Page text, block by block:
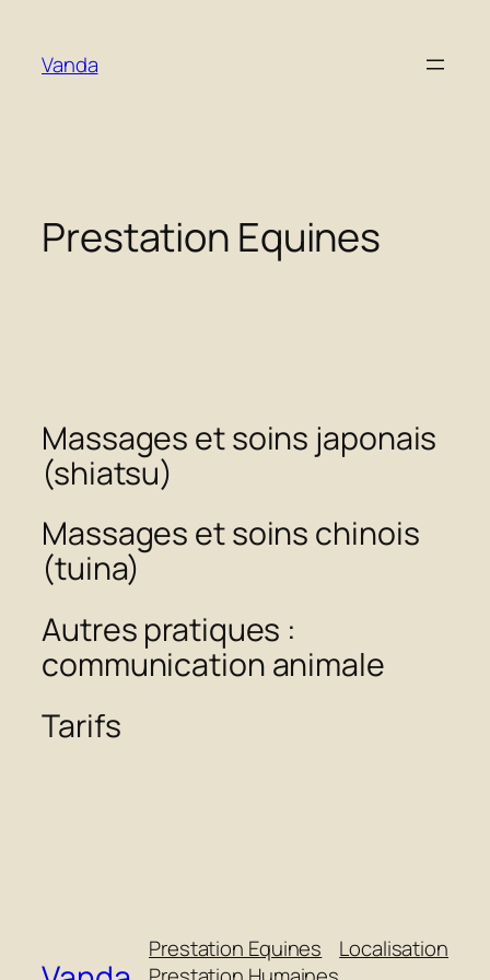
contenu
Vanda
Prestation Equines
Massages et soins japonais
(shiatsu)
Massages et soins chinois
(tuina)
Autres pratiques :
communication animale
Tarifs
Prestation Equines
Localisation